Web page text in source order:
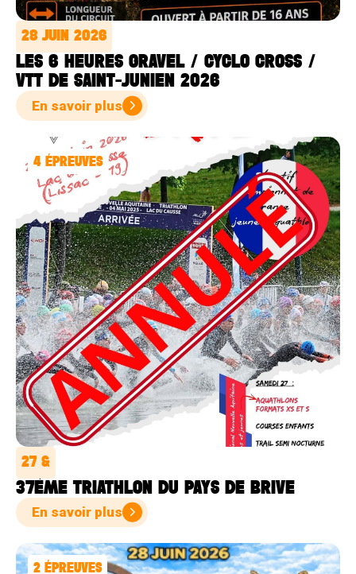
28 JUIN 2026
LES 6 HEURES GRAVEL / CYCLO CROSS /
VTT DE SAINT-JUNIEN 2026
En savoir plus
4 ÉPREUVES
27 &
37ÈME TRIATHLON DU PAYS DE BRIVE
En savoir plus
2 ÉPREUVES